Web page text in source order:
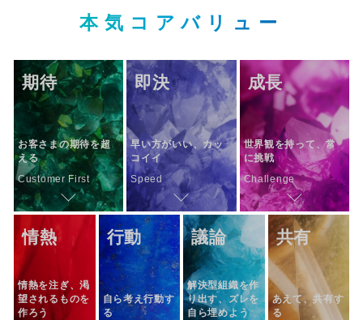
本気コアバリュー
期待
お客さまの期待を超
える
Customer First
即決
早い方がいい、カッ
コイイ
Speed
成長
世界観を持って、常
に挑戦
Challenge
情熱
情熱を注ぎ、渇
望されるものを
作ろう
行動
自ら考え行動す
る
議論
解決型組織を作
り出す、ズレを
自ら埋めよう
共有
あえて、共有す
る